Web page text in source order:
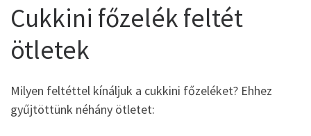
Cukkini főzelék feltét
ötletek
Milyen feltéttel kínáljuk a cukkini főzeléket? Ehhez
gyűjtöttünk néhány ötletet: